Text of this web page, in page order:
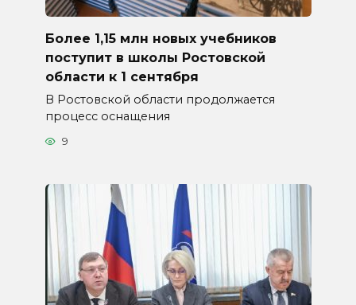
Более 1,15 млн новых учебников
поступит в школы Ростовской
области к 1 сентября
В Ростовской области продолжается
процесс оснащения
9